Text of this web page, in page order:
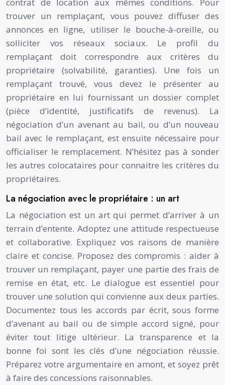
trouver un remplaçant, vous pouvez diffuser des
annonces en ligne, utiliser le bouche-à-oreille, ou
solliciter vos réseaux sociaux. Le profil du
remplaçant doit correspondre aux critères du
propriétaire (solvabilité, garanties). Une fois un
remplaçant trouvé, vous devez le présenter au
propriétaire en lui fournissant un dossier complet
(pièce d’identité, justificatifs de revenus). La
négociation d’un avenant au bail, ou d’un nouveau
bail avec le remplaçant, est ensuite nécessaire pour
officialiser le remplacement. N’hésitez pas à sonder
les autres colocataires pour connaitre les critères du
propriétaires.
La négociation avec le propriétaire : un art
La négociation est un art qui permet d’arriver à un
terrain d’entente. Adoptez une attitude respectueuse
et collaborative. Expliquez vos raisons de manière
claire et concise. Proposez des compromis : aider à
trouver un remplaçant, payer une partie des frais de
remise en état, etc. Le dialogue est essentiel pour
trouver une solution qui convienne aux deux parties.
Documentez tous les accords par écrit, sous forme
d’avenant au bail ou de simple accord signé, pour
éviter tout litige ultérieur. La transparence et la
bonne foi sont les clés d’une négociation réussie.
Préparez votre argumentaire en amont, et soyez prêt
à faire des concessions raisonnables.